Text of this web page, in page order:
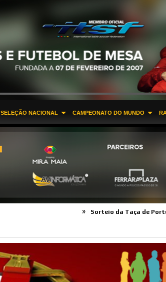
SELEÇÃO NACIONAL CAMPEONATO DO MUNDO
Sorteio da Taça de Portugal 2016 » Pro Tour ITSF